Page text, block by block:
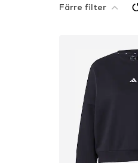
Färre filter